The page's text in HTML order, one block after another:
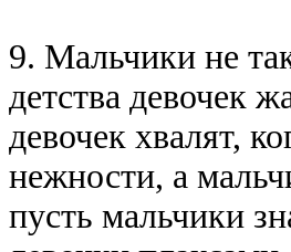
9. Мальчики не
детства девочек
девочек хвалят,
нежности, а
пyсть мальчики